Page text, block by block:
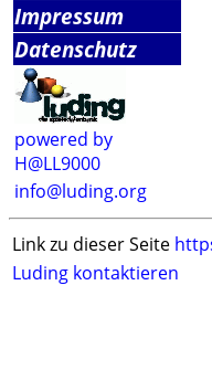
Impressum
Datenschutz
powered by
H@LL9000
info@luding.org
Link zu dieser Seite
Luding kontaktieren